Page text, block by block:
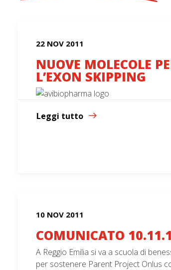
22 NOV 2011
NUOVE MOLECOLE
L’EXON SKIPPING
Leggi tutto
10 NOV 2011
COMUNICATO
A Reggio Emilia si va a scuola di
per sostenere Parent Project Onlus